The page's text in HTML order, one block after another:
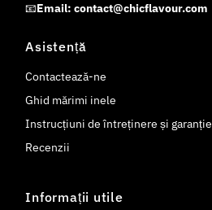
📧Email: contact@chicflavour.com
Asistență
Contactează-ne
Ghid mărimi inele
Instrucțiuni de întreținere și garanție
Recenzii
Informații utile